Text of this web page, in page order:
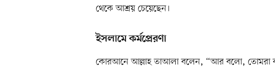
থেকে আশ্রয় চেয়েছেন।
ইসলামে কর্মপ্রেরণা
কোরআনে আল্লাহ তাআলা বলেন, “আর বলো, তোমরা